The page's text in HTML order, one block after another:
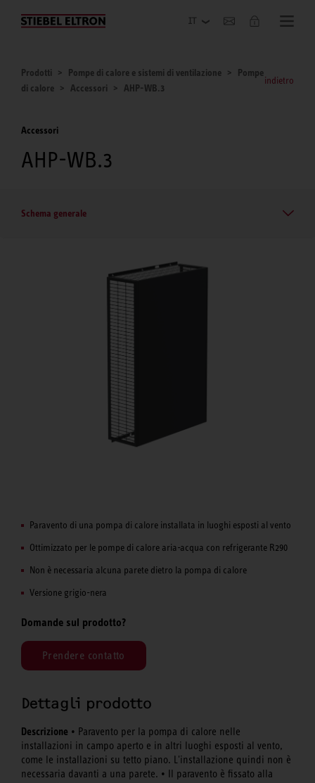
Azienda
Prodotti Pompe di calore e sistemi di ventilazione
Pompe
di calore
Accessori AHP-WB.3
indietro
Accessori
AHP-WB.3
Schema generale
Paravento di una pompa di calore installata in luoghi esposti al vento
Ottimizzato per le pompe di calore aria-acqua con refrigerante R290
Non è necessaria alcuna parete dietro la pompa di calore
Versione grigio-nera
Domande sul prodotto?
Prendere contatto
Dettagli prodotto
Descrizione • Paravento per la pompa di calore nelle
installazioni in campo aperto e in altri luoghi esposti al vento,
come le installazioni su tetto piano. L'installazione quindi non è
necessaria davanti a una parete. • Il paravento è fissato alla